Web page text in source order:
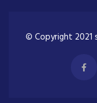
© Copyright 2021